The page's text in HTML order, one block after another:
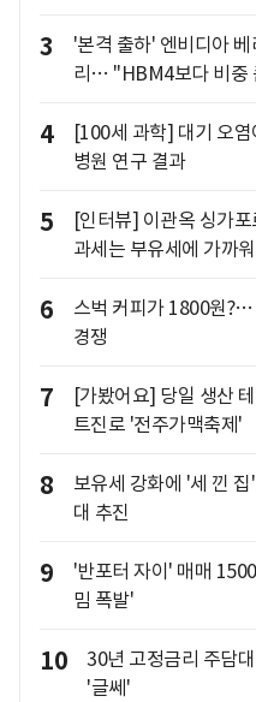
3
'본격 출하' 엔비디아
리… "HBM4보다 비중
4
[100세 과학] 대기 오
병원 연구 결과
5
[인터뷰] 이관옥 싱가
과세는 부유세에 가까
6
스벅 커피가 1800원
경쟁
7
[가봤어요] 당일 생산
트진로 '전주가맥축제'
8
보유세 강화에 '세 낀
대 추진
9
'반포터 자이' 매매
밈 폭발'
10
30년 고정금리 주담
'글쎄'